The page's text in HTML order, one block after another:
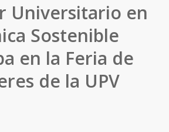
Universitario en
Sostenible
en la Feria de
de la UPV